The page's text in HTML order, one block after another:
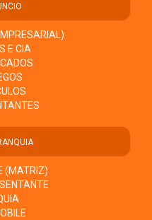
E CIA
(MATRIZ)